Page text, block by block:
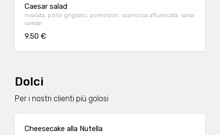
Caesar salad
Insalata, pollo grigliato, pomodori, scamorza affumicata, salsa
caesar
9.50 €
Dolci
Per i nostri clienti più golosi
Cheesecake alla Nutella